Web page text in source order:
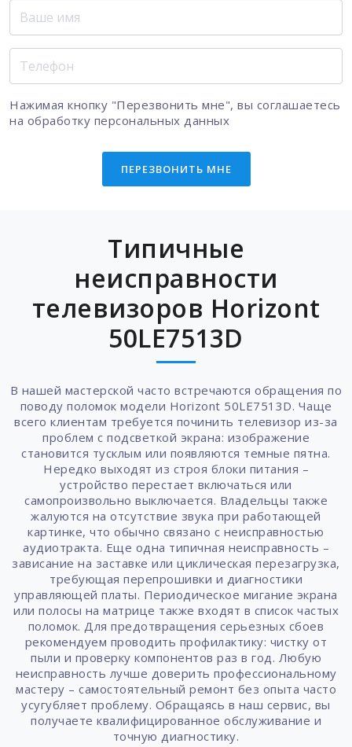
Нажимая кнопку "Перезвонить мне", вы соглашаетесь
на обработку персональных данных
ПЕРЕЗВОНИТЬ МНЕ
Типичные
неисправности
телевизоров Horizont
50LE7513D
В нашей мастерской часто встречаются обращения по
поводу поломок модели Horizont 50LE7513D. Чаще
всего клиентам требуется починить телевизор из-за
проблем с подсветкой экрана: изображение
становится тусклым или появляются темные пятна.
Нередко выходят из строя блоки питания –
устройство перестает включаться или
самопроизвольно выключается. Владельцы также
жалуются на отсутствие звука при работающей
картинке, что обычно связано с неисправностью
аудиотракта. Еще одна типичная неисправность –
зависание на заставке или циклическая перезагрузка,
требующая перепрошивки и диагностики
управляющей платы. Периодическое мигание экрана
или полосы на матрице также входят в список частых
поломок. Для предотвращения серьезных сбоев
рекомендуем проводить профилактику: чистку от
пыли и проверку компонентов раз в год. Любую
неисправность лучше доверить профессиональному
мастеру – самостоятельный ремонт без опыта часто
усугубляет проблему. Обращаясь в наш сервис, вы
получаете квалифицированное обслуживание и
точную диагностику.